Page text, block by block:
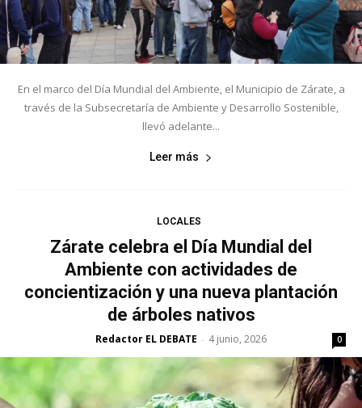
En el marco del Día Mundial del Ambiente, el Municipio de Zárate, a
través de la Subsecretaría de Ambiente y Desarrollo Sostenible,
llevó adelante...
Leer más
LOCALES
Zárate celebra el Día Mundial del
Ambiente con actividades de
concientización y una nueva plantación
de árboles nativos
Redactor EL DEBATE - 4 junio, 2026 0